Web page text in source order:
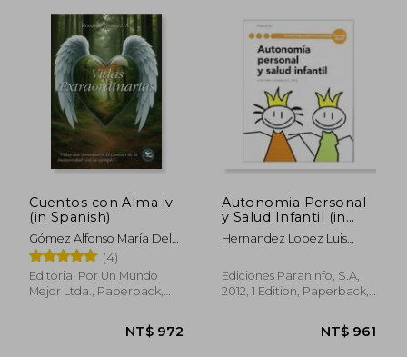
Cuentos con Alma iv
(in Spanish)
Gómez Alfonso María Del
Rosario
(4)
Editorial Por Un Mundo
Mejor Ltda., Paperback,
Autonomia Personal
y Salud Infantil (in
Spanish)
Hernandez Lopez Luis
Ediciones Paraninfo, S.A,
2012, 1 Edition, Paperback,